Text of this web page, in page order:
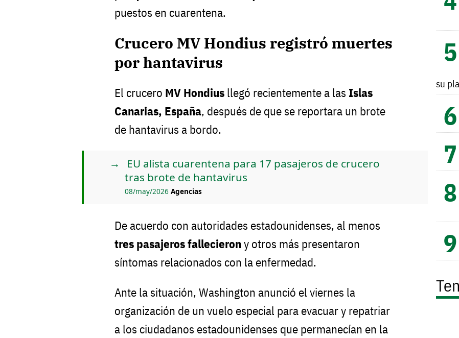
puestos en cuarentena.
Crucero MV Hondius registró muertes
por hantavirus
El crucero MV Hondius llegó recientemente a las Islas
Canarias, España, después de que se reportara un brote
de hantavirus a bordo.
EU alista cuarentena para 17 pasajeros de crucero
tras brote de hantavirus
08/may/2026 Agencias
De acuerdo con autoridades estadounidenses, al menos
tres pasajeros fallecierony otros más presentaron
síntomas relacionados con la enfermedad.
Ante la situación, Washington anunció el viernes la
organización de un vuelo especial para evacuar y repatriar
a los ciudadanos estadounidenses que permanecían en la
su